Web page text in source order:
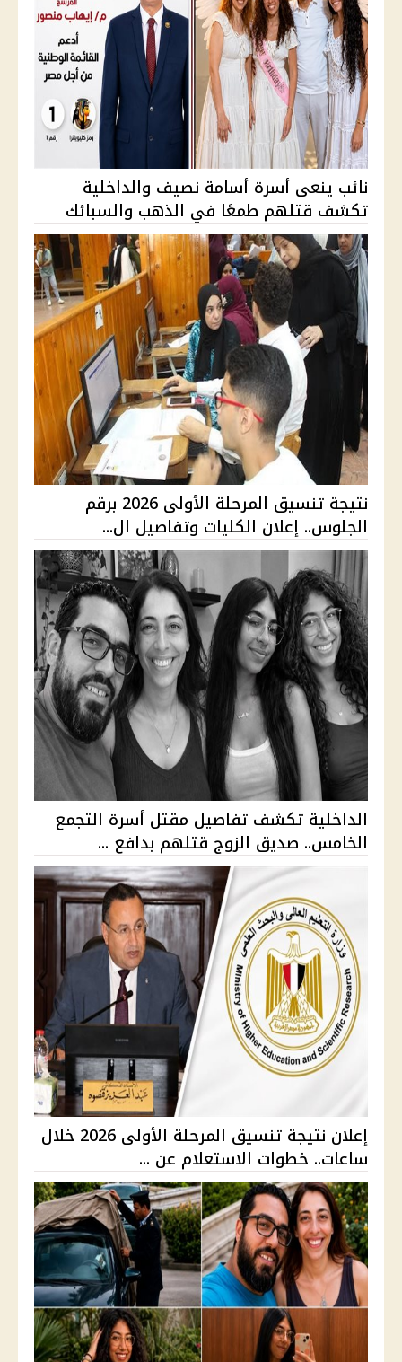
نائب ينعى أسرة أسامة نصيف والداخلية
تكشف قتلهم طمعًا في الذهب والسبائك
نتيجة تنسيق المرحلة الأولى 2026 برقم
الجلوس.. إعلان الكليات وتفاصيل ال...
الداخلية تكشف تفاصيل مقتل أسرة التجمع
الخامس.. صديق الزوج قتلهم بدافع ...
إعلان نتيجة تنسيق المرحلة الأولى 2026 خلال
ساعات.. خطوات الاستعلام عن ...